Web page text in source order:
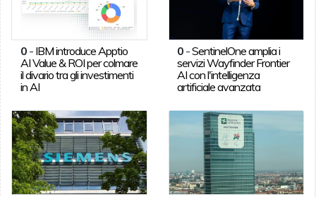
0- IBM introduce Apptio
AI Value & ROI per colmare
il divario tra gli investimenti
in AI
0 -SentinelOne amplia i
servizi Wayfinder Frontier
AI con l'intelligenza
artificiale avanzata